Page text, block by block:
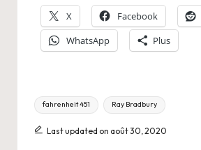
X Facebook
WhatsApp
Plus
Tags:
fahrenheit 451 Ray Bradbury
Last updated on août 30, 2020